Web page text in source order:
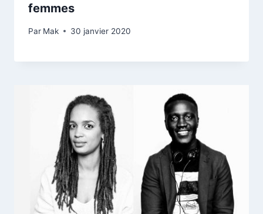
femmes
Par Mak 30 janvier 2020